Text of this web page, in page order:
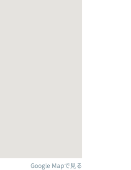
Google Mapで見る